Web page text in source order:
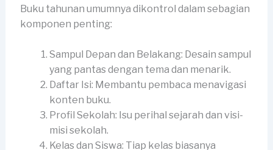
Buku tahunan umumnya dikontrol dalam sebagian
komponen penting:
Sampul Depan dan Belakang: Desain sampul
yang pantas dengan tema dan menarik.
Daftar Isi: Membantu pembaca menavigasi
konten buku.
Profil Sekolah: Isu perihal sejarah dan visi-
misi sekolah.
Kelas dan Siswa: Tiap kelas biasanya